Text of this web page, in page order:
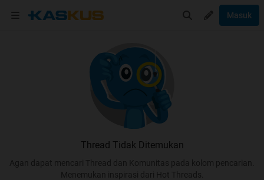
Masuk
Thread Tidak Ditemukan
Agan dapat mencari Thread dan Komunitas pada kolom pencarian.
Menemukan inspirasi dari Hot Threads.